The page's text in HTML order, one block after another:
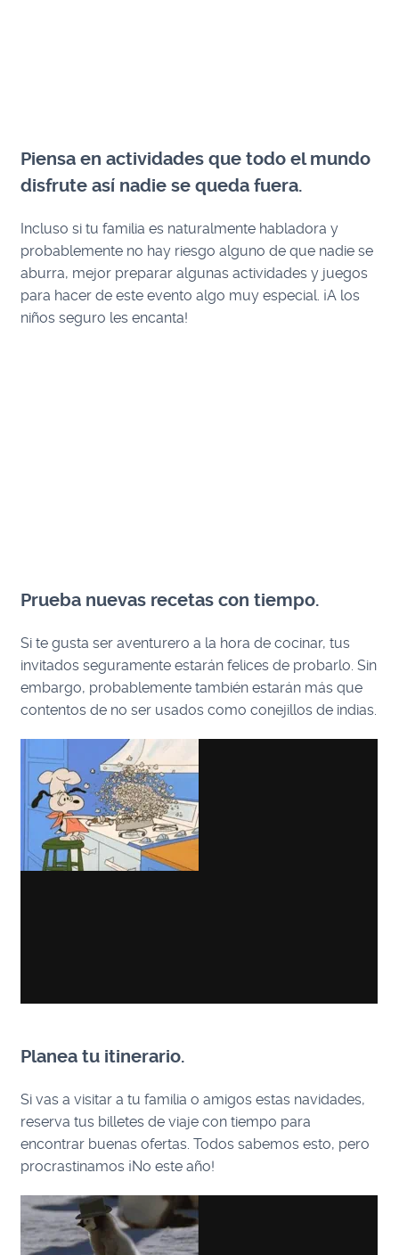
Piensa en actividades que todo el mundo
disfrute así nadie se queda fuera.
Incluso si tu familia es naturalmente habladora y
probablemente no hay riesgo alguno de que nadie se
aburra, mejor preparar algunas actividades y juegos
para hacer de este evento algo muy especial. ¡A los
niños seguro les encanta!
Prueba nuevas recetas con tiempo.
Si te gusta ser aventurero a la hora de cocinar, tus
invitados seguramente estarán felices de probarlo. Sin
embargo, probablemente también estarán más que
contentos de no ser usados como conejillos de indias.
Planea tu itinerario.
Si vas a visitar a tu familia o amigos estas navidades,
reserva tus billetes de viaje con tiempo para
encontrar buenas ofertas. Todos sabemos esto, pero
procrastinamos ¡No este año!